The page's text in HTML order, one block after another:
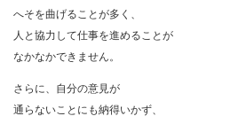
へそを曲げることが多く、
人と協力して仕事を進めることが
なかなかできません。
さらに、自分の意見が
通らないことにも納得いかず、